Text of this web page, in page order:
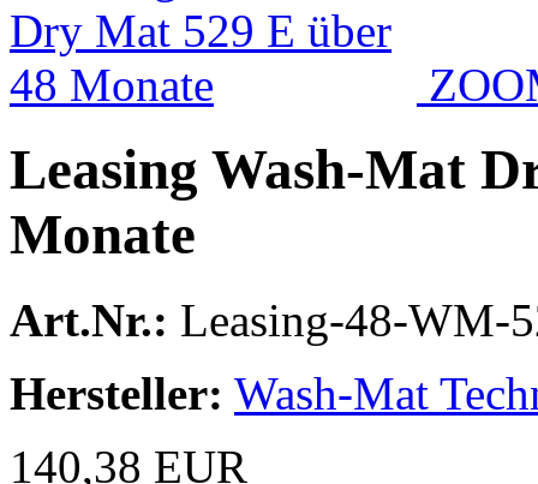
Leasing Wash-Mat
Monate
Art.Nr.: Leasing-48-WM-
Hersteller: Wash-Mat
140,38 EUR